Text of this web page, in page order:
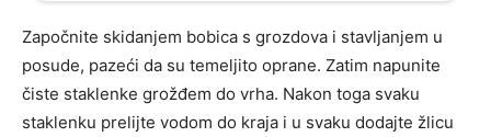
Započnite skidanjem bobica s grozdova i stavljanjem u
posude, pazeći da su temeljito oprane. Zatim napunite
čiste staklenke grožđem do vrha. Nakon toga svaku
staklenku prelijte vodom do kraja i u svaku dodajte žlicu